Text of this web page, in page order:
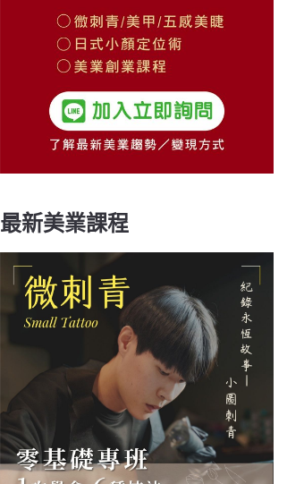
最新美業課程